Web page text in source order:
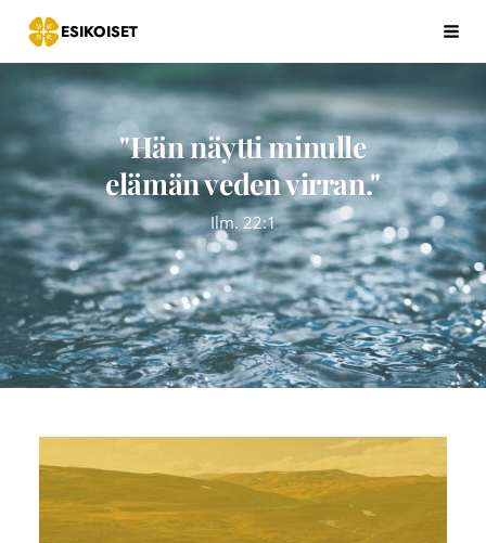
Siirry
sivun
sisältöön
ESIKOISET
"Hän näytti minulle
elämän veden virran."
Ilm. 22:1